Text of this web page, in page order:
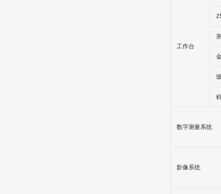
工作台
Z
数字测量系统
影像系统